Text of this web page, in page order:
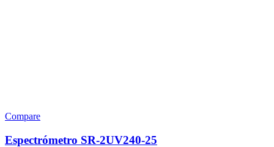
Compare
Espectrómetro SR-2UV240-25